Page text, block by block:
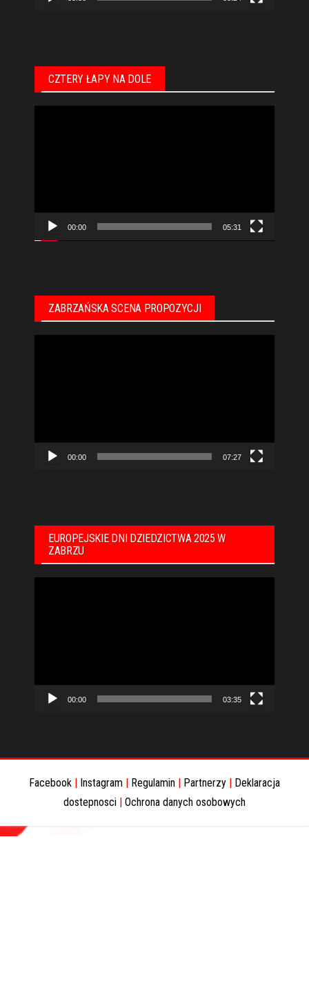
CZTERY ŁAPY NA DOLE
00:00 05:31
ZABRZAŃSKA SCENA PROPOZYCJI
00:00 07:27
EUROPEJSKIE DNI DZIEDZICTWA 2025 W
ZABRZU
00:00 03:35
Facebook | Instagram | Regulamin | Partnerzy | Deklaracja
dostepnosci | Ochrona danych osobowych